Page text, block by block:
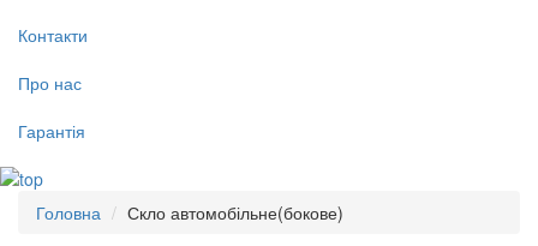
Контакти
Про нас
Гарантія
Головна Скло автомобільне(бокове)